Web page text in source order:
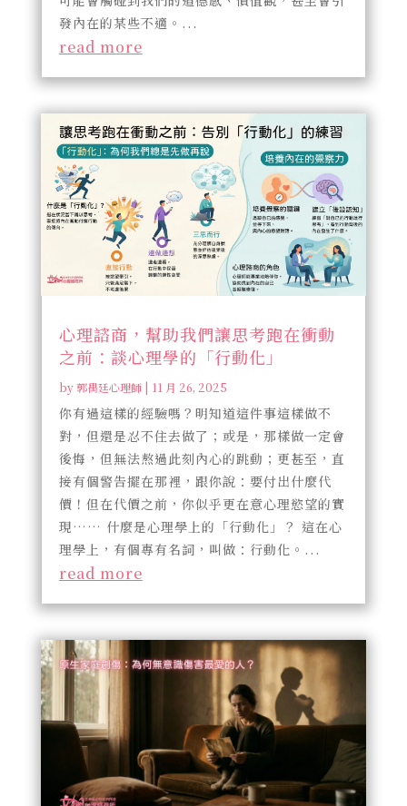
發內在的某些不適。...
read more
心理諮商，幫助我們讓思考跑在衝動
之前：談心理學的「行動化」
by郭禺廷心理師| 11 月 26, 2025
你有過這樣的經驗嗎？明知道這件事這樣做不
對，但還是忍不住去做了；或是，那樣做一定會
後悔，但無法熬過此刻內心的跳動；更甚至，直
接有個警告擺在那裡，跟你說：要付出什麼代
價！但在代價之前，你似乎更在意心理慾望的實
現…… 什麼是心理學上的「行動化」？ 這在心
理學上，有個專有名詞，叫做：行動化。...
read more